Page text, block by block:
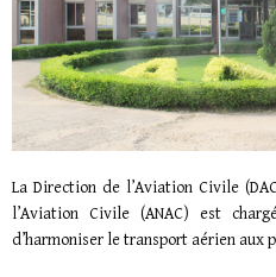
La Direction de l’Aviation Civile
l’Aviation Civile (ANAC) est
d’harmoniser le transport aérien aux